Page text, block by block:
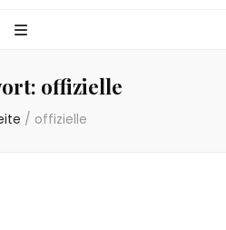
offizielle
/ offizielle